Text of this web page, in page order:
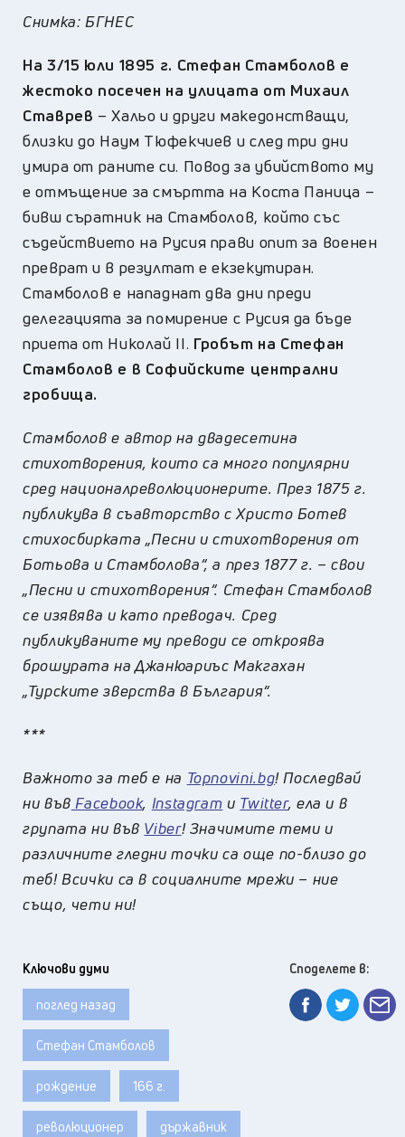
Снимка: БГНЕС
На 3/15 юли 1895 г. Стефан Стамболов е
жестоко посечен на улицата от Михаил
Ставрев – Хальо и други македонстващи,
близки до Наум Тюфекчиев и след три дни
умира от раните си. Повод за убийството му
е отмъщение за смъртта на Коста Паница –
бивш съратник на Стамболов, който със
съдействието на Русия прави опит за военен
преврат и в резултат е екзекутиран.
Стамболов е нападнат два дни преди
делегацията за помирение с Русия да бъде
приета от Николай II. Гробът на Стефан
Стамболов е в Софийските централни
гробища.
Стамболов е автор на двадесетина
стихотворения, които са много популярни
сред националреволюционерите. През 1875 г.
публикува в съавторство с Христо Ботев
стихосбирката „Песни и стихотворения от
Ботьова и Стамболова“, а през 1877 г. – свои
„Песни и стихотворения“. Стефан Стамболов
се изявява и като преводач. Сред
публикуваните му преводи се откроява
брошурата на Джанюариъс Макгахан
„Турските зверства в България“.
***
Важното за теб е на Topnovini.bg! Последвай
ни във Facebook, Instagram и Twitter, ела и в
групата ни във Viber! Значимите теми и
различните гледни точки са още по-близо до
теб! Всички са в социалните мрежи – ние
също, чети ни!
Ключови думи
поглед назад
Стефан Стамболов
рождение 166 г.
революционер държавник
Споделете в: